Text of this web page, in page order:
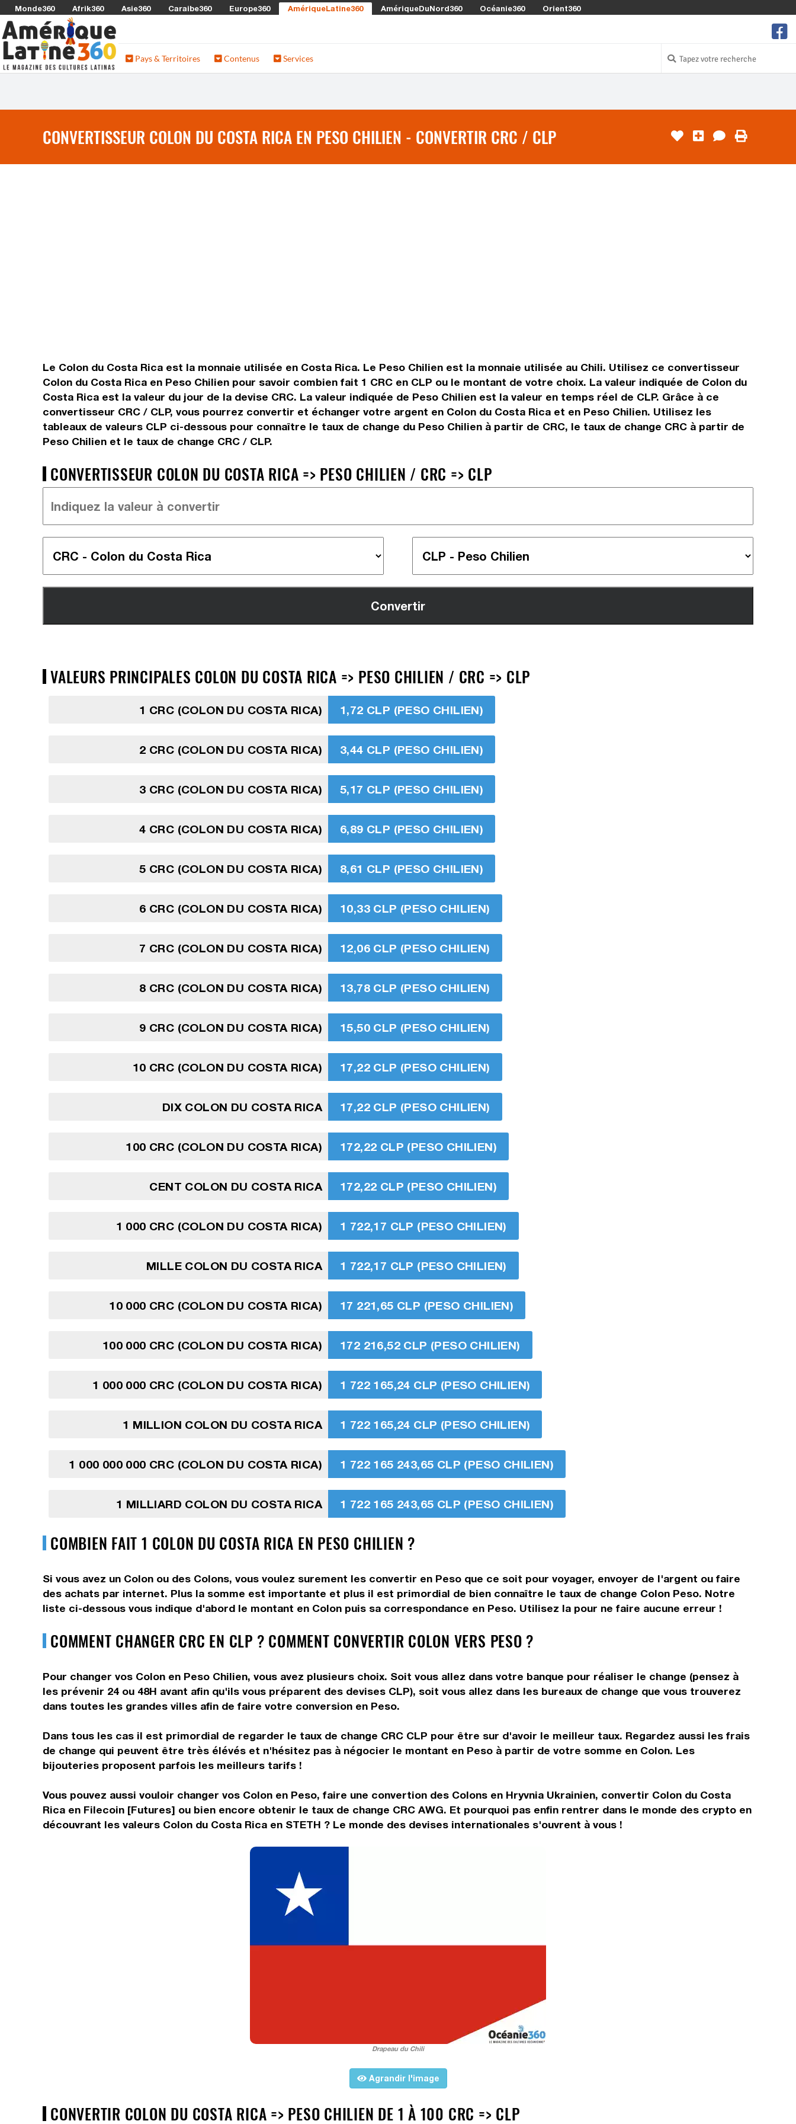
Monde360 Afrik360 Asie360 Caraibe360 Europe360 AmériqueLatine360 AmériqueDuNord360 Océanie360 Orient360
Pays & Territoires Contenus Services
CONVERTISSEUR COLON DU COSTA RICA EN PESO CHILIEN - CONVERTIR CRC / CLP
Le Colon du Costa Rica est la monnaie utilisée en Costa Rica. Le Peso Chilien est la monnaie utilisée au Chili. Utilisez ce convertisseur
Colon du Costa Rica en Peso Chilien pour savoir combien fait 1 CRC en CLP ou le montant de votre choix. La valeur indiquée de Colon du
Costa Rica est la valeur du jour de la devise CRC. La valeur indiquée de Peso Chilien est la valeur en temps réel de CLP. Grâce à ce
convertisseur CRC / CLP, vous pourrez convertir et échanger votre argent en Colon du Costa Rica et en Peso Chilien. Utilisez les
tableaux de valeurs CLP ci-dessous pour connaître le taux de change du Peso Chilien à partir de CRC, le taux de change CRC à partir de
Peso Chilien et le taux de change CRC / CLP.
CONVERTISSEUR COLON DU COSTA RICA => PESO CHILIEN / CRC => CLP
VALEURS PRINCIPALES COLON DU COSTA RICA => PESO CHILIEN / CRC => CLP
1 CRC (COLON DU COSTA RICA) 1,72 CLP (PESO CHILIEN)
2 CRC (COLON DU COSTA RICA) 3,44 CLP (PESO CHILIEN)
3 CRC (COLON DU COSTA RICA) 5,17 CLP (PESO CHILIEN)
4 CRC (COLON DU COSTA RICA) 6,89 CLP (PESO CHILIEN)
5 CRC (COLON DU COSTA RICA) 8,61 CLP (PESO CHILIEN)
6 CRC (COLON DU COSTA RICA) 10,33 CLP (PESO CHILIEN)
7 CRC (COLON DU COSTA RICA) 12,06 CLP (PESO CHILIEN)
8 CRC (COLON DU COSTA RICA) 13,78 CLP (PESO CHILIEN)
9 CRC (COLON DU COSTA RICA) 15,50 CLP (PESO CHILIEN)
10 CRC (COLON DU COSTA RICA) 17,22 CLP (PESO CHILIEN)
DIX COLON DU COSTA RICA 17,22 CLP (PESO CHILIEN)
100 CRC (COLON DU COSTA RICA) 172,22 CLP (PESO CHILIEN)
CENT COLON DU COSTA RICA 172,22 CLP (PESO CHILIEN)
1 000 CRC (COLON DU COSTA RICA) 1 722,17 CLP (PESO CHILIEN)
MILLE COLON DU COSTA RICA 1 722,17 CLP (PESO CHILIEN)
10 000 CRC (COLON DU COSTA RICA) 17 221,65 CLP (PESO CHILIEN)
100 000 CRC (COLON DU COSTA RICA) 172 216,52 CLP (PESO CHILIEN)
1 000 000 CRC (COLON DU COSTA RICA) 1 722 165,24 CLP (PESO CHILIEN)
1 MILLION COLON DU COSTA RICA 1 722 165,24 CLP (PESO CHILIEN)
1 000 000 000 CRC (COLON DU COSTA RICA) 1 722 165 243,65 CLP (PESO CHILIEN)
1 MILLIARD COLON DU COSTA RICA 1 722 165 243,65 CLP (PESO CHILIEN)
COMBIEN FAIT 1 COLON DU COSTA RICA EN PESO CHILIEN ?
Si vous avez un Colon ou des Colons, vous voulez surement les convertir en Peso que ce soit pour voyager, envoyer de l'argent ou faire
des achats par internet. Plus la somme est importante et plus il est primordial de bien connaître le taux de change Colon Peso. Notre
liste ci-dessous vous indique d'abord le montant en Colon puis sa correspondance en Peso. Utilisez la pour ne faire aucune erreur !
COMMENT CHANGER CRC EN CLP ? COMMENT CONVERTIR COLON VERS PESO ?
Pour changer vos Colon en Peso Chilien, vous avez plusieurs choix. Soit vous allez dans votre banque pour réaliser le change (pensez à
les prévenir 24 ou 48H avant afin qu'ils vous préparent des devises CLP), soit vous allez dans les bureaux de change que vous trouverez
dans toutes les grandes villes afin de faire votre conversion en Peso.
Dans tous les cas il est primordial de regarder le taux de change CRC CLP pour être sur d'avoir le meilleur taux. Regardez aussi les frais
de change qui peuvent être très élévés et n'hésitez pas à négocier le montant en Peso à partir de votre somme en Colon. Les
bijouteries proposent parfois les meilleurs tarifs !
Vous pouvez aussi vouloir changer vos Colon en Peso, faire une convertion des Colons en Hryvnia Ukrainien, convertir Colon du Costa
Rica en Filecoin [Futures] ou bien encore obtenir le taux de change CRC AWG. Et pourquoi pas enfin rentrer dans le monde des crypto en
découvrant les valeurs Colon du Costa Rica en STETH ? Le monde des devises internationales s'ouvrent à vous !
Drapeau du Chili
Agrandir l'image
CONVERTIR COLON DU COSTA RICA => PESO CHILIEN DE 1 À 100 CRC => CLP